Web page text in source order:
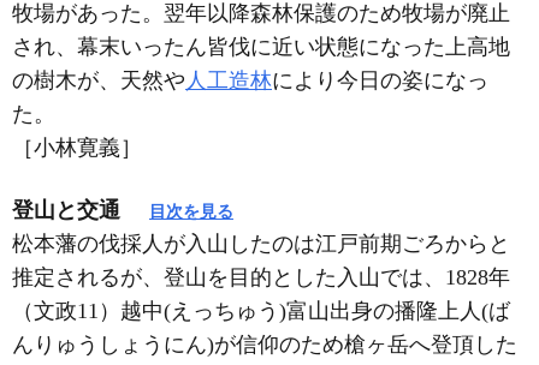
牧場があった。翌年以降森林保護のため牧場が廃止
され、幕末いったん皆伐に近い状態になった上高地
の樹木が、天然や 人工造林により今日の姿になっ
た。
［小林寛義］
登山と交通 目次を見る
松本藩の伐採人が入山したのは江戸前期ごろからと
推定されるが、登山を目的とした入山では、1828年
（文政11）越中(えっちゅう)富山出身の播隆上人(ば
んりゅうしょうにん)が信仰のため槍ヶ岳へ登頂した